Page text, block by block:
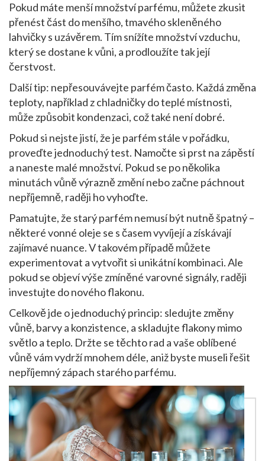
Pokud máte menší množství parfému, můžete zkusit
přenést část do menšího, tmavého skleněného
lahvičky s uzávěrem. Tím snížíte množství vzduchu,
který se dostane k vůni, a prodloužíte tak její
čerstvost.
Další tip: nepřesouvávejte parfém často. Každá změna
teploty, například z chladničky do teplé místnosti,
může způsobit kondenzaci, což také není dobré.
Pokud si nejste jistí, že je parfém stále v pořádku,
proveďte jednoduchý test. Namočte si prst na zápěstí
a naneste malé množství. Pokud se po několika
minutách vůně výrazně změní nebo začne páchnout
nepříjemně, raději ho vyhoďte.
Pamatujte, že starý parfém nemusí být nutně špatný –
některé vonné oleje se s časem vyvíjejí a získávají
zajímavé nuance. V takovém případě můžete
experimentovat a vytvořit si unikátní kombinaci. Ale
pokud se objeví výše zmíněné varovné signály, raději
investujte do nového flakonu.
Celkově jde o jednoduchý princip: sledujte změny
vůně, barvy a konzistence, a skladujte flakony mimo
světlo a teplo. Držte se těchto rad a vaše oblíbené
vůně vám vydrží mnohem déle, aniž byste museli řešit
nepříjemný zápach starého parfému.